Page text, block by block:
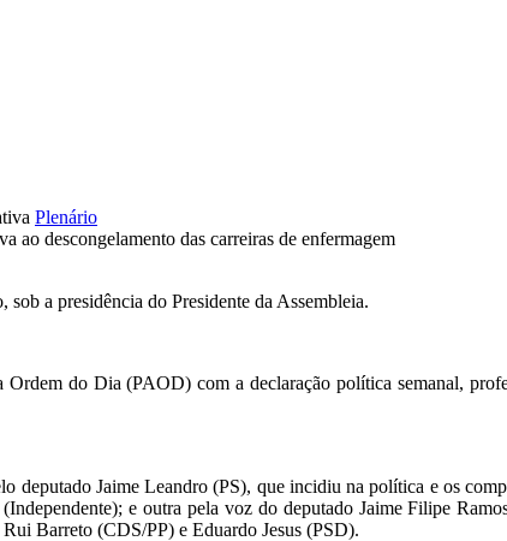
Plenário
ao descongelamento das carreiras de enfermagem
sob a presidência do Presidente da Assembleia.
Ordem do Dia (PAOD) com a declaração política semanal,
deputado Jaime Leandro (PS), que incidiu na política e os
e outra pela voz do deputado Jaime Filipe
Barreto (CDS/PP) e Eduardo Jesus (PSD).